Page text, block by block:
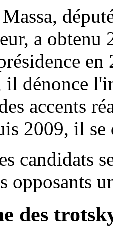
a
il dénonce
accents
2009, il
candidats
opposants
des